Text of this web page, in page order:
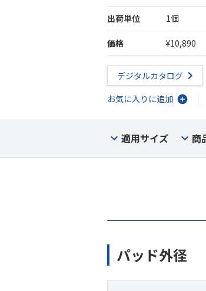
出荷単位 1個
価格 ¥10,890
デジタルカタログ
お気に入りに追加
適用サイズ 商
パッド外径